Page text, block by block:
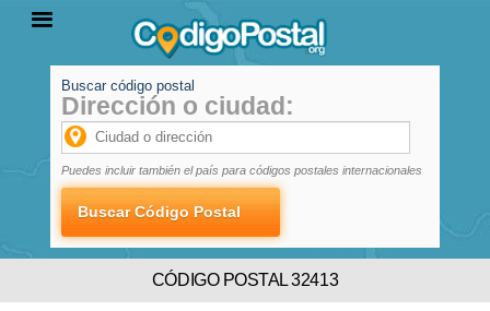
PROVINCIAS
LOCALIDADES
Buscar código postal
Dirección o ciudad:
Puedes incluir también el país para códigos postales internacionales
CÓDIGO POSTAL 32413